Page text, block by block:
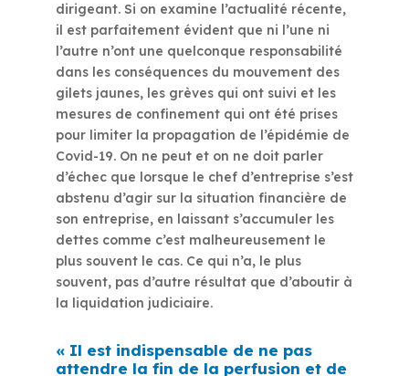
dirigeant. Si on examine l’actualité récente,
il est parfaitement évident que ni l’une ni
l’autre n’ont une quelconque responsabilité
dans les conséquences du mouvement des
gilets jaunes, les grèves qui ont suivi et les
mesures de confinement qui ont été prises
pour limiter la propagation de l’épidémie de
Covid-19. On ne peut et on ne doit parler
d’échec que lorsque le chef d’entreprise s’est
abstenu d’agir sur la situation financière de
son entreprise, en laissant s’accumuler les
dettes comme c’est malheureusement le
plus souvent le cas. Ce qui n’a, le plus
souvent, pas d’autre résultat que d’aboutir à
la liquidation judiciaire.
« Il est indispensable de ne pas
attendre la fin de la perfusion et de